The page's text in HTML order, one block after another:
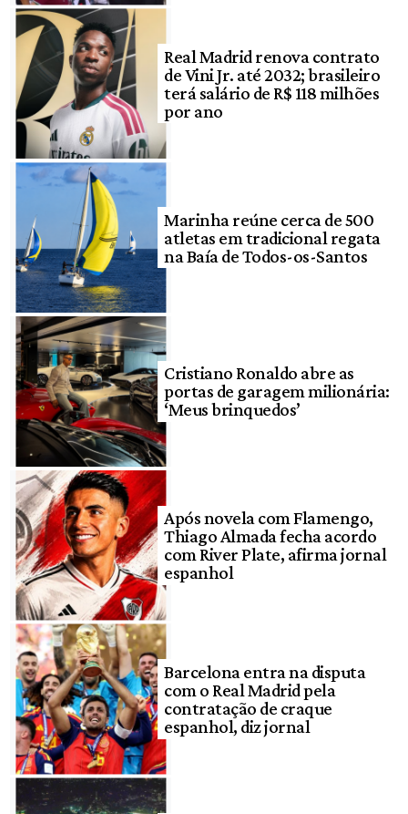
Real Madrid renova contrato
de Vini Jr. até 2032; brasileiro
terá salário de R$ 118 milhões
por ano
Marinha reúne cerca de 500
atletas em tradicional regata
na Baía de Todos-os-Santos
Cristiano Ronaldo abre as
portas de garagem milionária:
‘Meus brinquedos’
Após novela com Flamengo,
Thiago Almada fecha acordo
com River Plate, afirma jornal
espanhol
Barcelona entra na disputa
com o Real Madrid pela
contratação de craque
espanhol, diz jornal